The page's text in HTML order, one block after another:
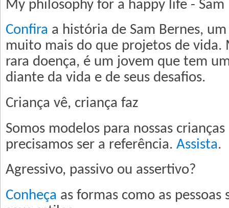
My philosophy for a happy life - Sam
Confira a história de Sam Bernes,
muito mais do que projetos de vida.
rara doença, é um jovem que tem
diante da vida e de seus desafios.
Criança vê, criança faz
Somos modelos para nossas
precisamos ser a referência. Assista.
Agressivo, passivo ou assertivo?
Conheça as formas como as pessoas